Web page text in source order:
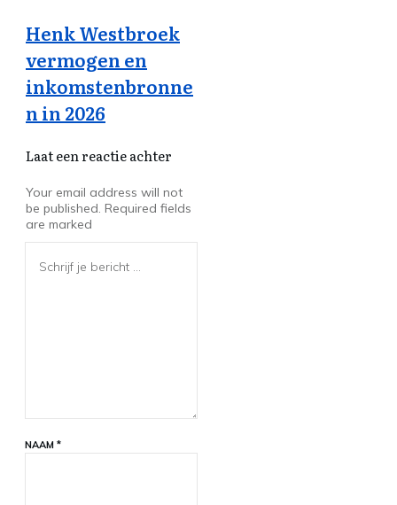
Henk Westbroek
vermogen en
inkomstenbronne
n in 2026
Laat een reactie achter
Your email address will not
be published. Required fields
are marked
NAAM *